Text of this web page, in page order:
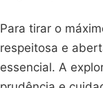
Para tirar o
respeitosa e
essencial. A